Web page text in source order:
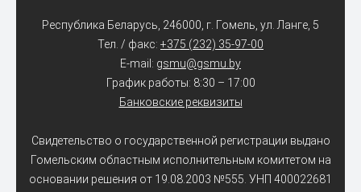
Республика Беларусь, 246000, г. Гомель, ул. Ланге, 5
Тел. / факс: +375 (232) 35-97-00
E-mail: gsmu@gsmu.by
График работы: 8:30 – 17:00
Банковские реквизиты
Свидетельство о государственной регистрации выдано
Гомельским областным исполнительным комитетом на
основании решения от 19.08.2003 №555. УНП 400022681